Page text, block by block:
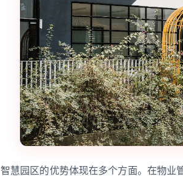
智慧园区的优势体现在多个方面。在物业